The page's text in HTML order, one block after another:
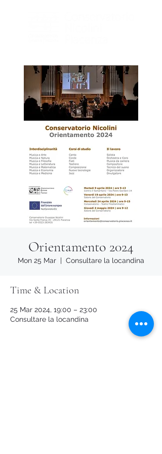
Orientamento 2024
Mon 25 Mar
  |
Consultare la locandina
Time & Location
25 Mar 2024, 19:00 – 23:00
Consultare la locandina